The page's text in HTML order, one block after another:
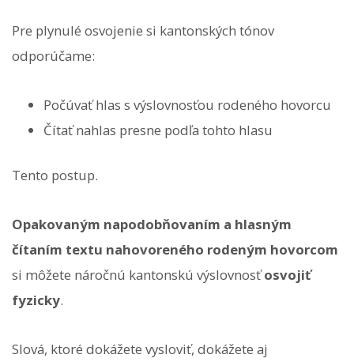
Pre plynulé osvojenie si kantonských tónov
odporúčame:
Počúvať hlas s výslovnosťou rodeného hovorcu
Čítať nahlas presne podľa tohto hlasu
Tento postup.
Opakovaným napodobňovaním a hlasným
čítaním textu nahovoreného rodeným hovorcom
si môžete náročnú kantonskú výslovnosťosvojiť
fyzicky.
Slová, ktoré dokážete vysloviť, dokážete aj